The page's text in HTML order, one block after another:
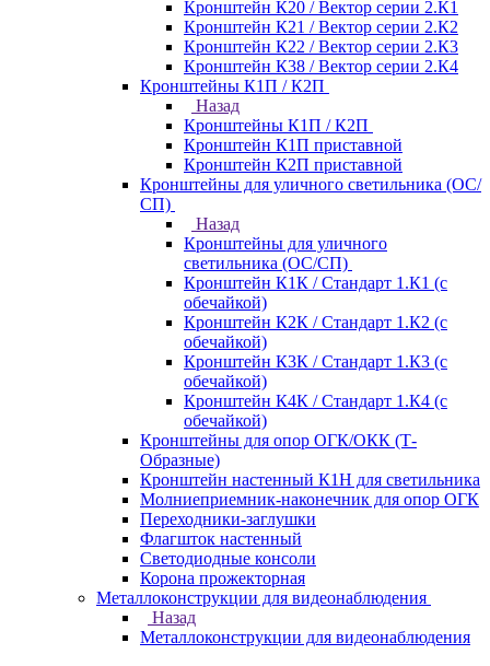
Кронштейн К20 / Вектор серии 2.К1
Кронштейн К21 / Вектор серии 2.К2
Кронштейн К22 / Вектор серии 2.К3
Кронштейн К38 / Вектор серии 2.К4
Кронштейны К1П / К2П
Назад
Кронштейны К1П / К2П
Кронштейн К1П приставной
Кронштейн К2П приставной
Кронштейны для уличного светильника (ОС/
СП)
Назад
Кронштейны для уличного
светильника (ОС/СП)
Кронштейн К1К / Стандарт 1.К1 (с
обечайкой)
Кронштейн К2К / Стандарт 1.К2 (с
обечайкой)
Кронштейн К3К / Стандарт 1.К3 (с
обечайкой)
Кронштейн К4К / Стандарт 1.К4 (с
обечайкой)
Кронштейны для опор ОГК/ОКК (Т-
Образные)
Кронштейн настенный К1Н для светильника
Молниеприемник-наконечник для опор ОГК
Переходники-заглушки
Флагшток настенный
Светодиодные консоли
Корона прожекторная
Металлоконструкции для видеонаблюдения
Назад
Металлоконструкции для видеонаблюдения